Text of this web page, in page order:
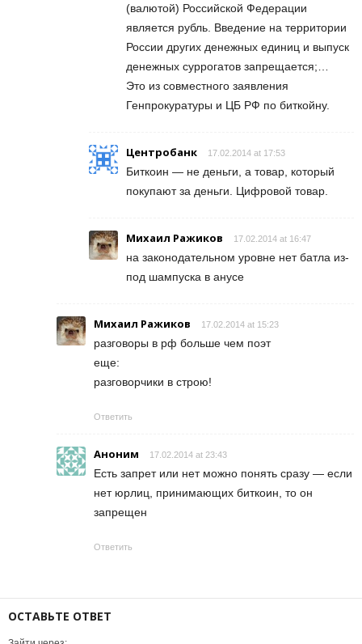
(валютой) Российской Федерации
является рубль. Введение на территории
России других денежных единиц и выпуск
денежных суррогатов запрещается;…
Это из совместного заявления
Генпрокуратуры и ЦБ РФ по биткойну.
Центробанк 17.02.2014 at 17:53
Биткоин — не деньги, а товар, который
покупают за деньги. Цифровой товар.
Михаил Ражиков 17.02.2014 at 16:47
на законодательном уровне нет батла из-
под шампуска в анусе
Михаил Ражиков 17.02.2014 at 15:23
разговоры в рф больше чем поэт
еще:
разговорчики в строю!
Ответить
Аноним 17.02.2014 at 23:43
Есть запрет или нет можно понять сразу — если
нет юрлиц, принимающих биткоин, то он
запрещен
Ответить
ОСТАВЬТЕ ОТВЕТ